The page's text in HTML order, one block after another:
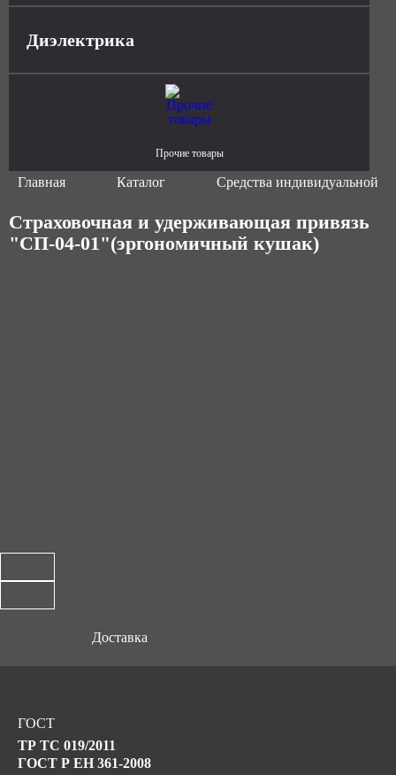
Диэлектрика
Прочие товары
Главная Каталог Средства индивидуальной
Страховочная и удерживающая привязь
"СП-04-01"(эргономичный кушак)
Доставка
ГОСТ
ТР ТС 019/2011
ГОСТ Р ЕН 361-2008